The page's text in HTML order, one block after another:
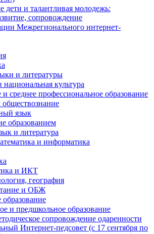
и талантливая молодежь:
сопровождение
Межрегионального интернет-
и литературы
культура
среднее профессиональное образование
язык
образованием
и литература
и информатика
и ИКТ
география
и ОБЖ
и предшкольное образование
сопровождение одаренности
Интернет-педсовет (с 17 сентября по